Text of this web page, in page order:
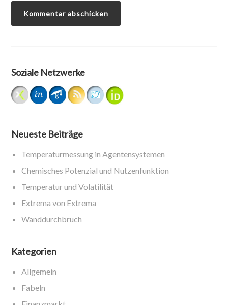
Soziale Netzwerke
Neueste Beiträge
Temperaturmessung in Agentensystemen
Chemisches Potenzial und Nutzenfunktion
Temperatur und Volatilität
Extrema von Extrema
Wanddurchbruch
Kategorien
Allgemein
Fabeln